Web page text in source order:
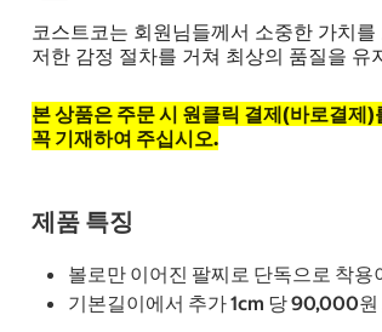
코스트코는 회원님들께서 소중한 가치
저한 감정 절차를 거쳐 최상의 품질을 유
본 상품은 주문 시 원클릭 결제(바로결
꼭 기재하여 주십시오.​
제품 특징
볼로만 이어진 팔찌로 단독으로 착
기본길이에서 추가 1cm 당 90,000